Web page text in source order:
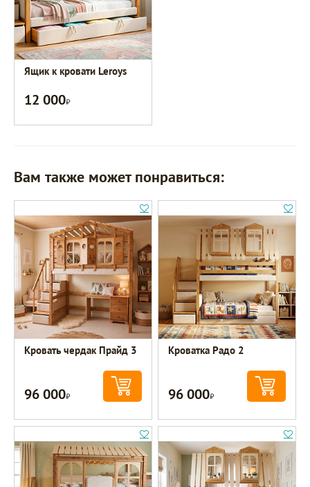
Ящик к кровати Leroys
12 000Р
Вам также может понравиться:
Кровать чердак Прайд 3
96 000Р
Кроватка Радо 2
96 000Р